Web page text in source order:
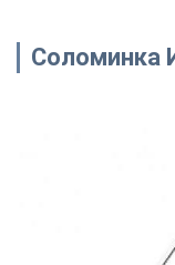
Соломинка